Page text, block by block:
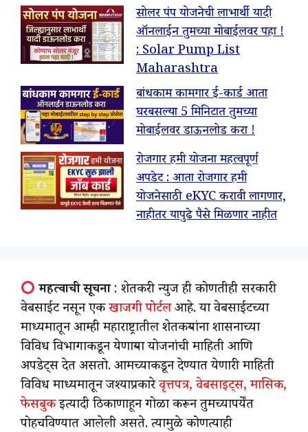
सोलर पंप योजनेची लाभार्थी यादी
ऑनलाईन तुमच्या मोबाईलवर पहा !
: Solar Pump List
Maharashtra
बांधकाम कामगार ई-कार्ड आता
घरबसल्या 5 मिनिटात तुमच्या
मोबाईलवर डाऊनलोड करा !
रोजगार हमी योजना महत्वपूर्ण
अपडेट : आता रोजगार हमी
योजनेसाठी eKYC करावी लागणार,
नाहीतर यापुढे पैसे मिळणार नाहीत
महत्वाची सूचना: शेतकरी न्युज ही कोणतीही सरकारी
वेबसाईट नसून एकखाजगी पोर्टलआहे. या वेबसाईटच्या
माध्यमातून आम्ही महाराष्ट्रातील शेतकऱ्यांना शासनाच्या
विविध विभागाकडून येणाऱ्या योजनांची माहिती आणि
अपडेट्स देत असतो. आमच्याकडून देण्यात येणारी माहिती
विविध माध्यमातून जश्याप्रकारेवृत्तपत्र, वेबसाइट्स, मासिक,
फेसबुकइत्यादी ठिकाणाहून गोळा करून तुमच्यापर्येंत
पोहचविण्यात आलेली असते. त्यामुळे कोणत्याही